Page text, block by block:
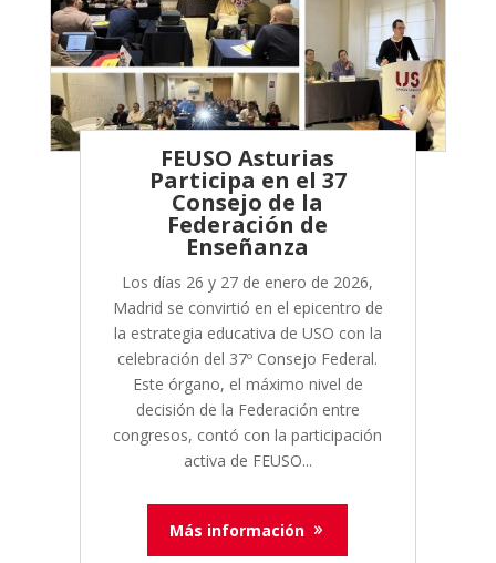
FEUSO Asturias
Participa en el 37
Consejo de la
Federación de
Enseñanza
Los días 26 y 27 de enero de 2026,
Madrid se convirtió en el epicentro de
la estrategia educativa de USO con la
celebración del 37º Consejo Federal.
Este órgano, el máximo nivel de
decisión de la Federación entre
congresos, contó con la participación
activa de FEUSO...
Más información